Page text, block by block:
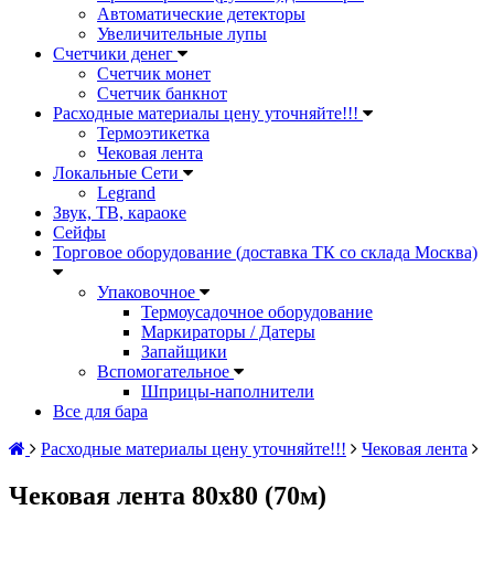
Автоматические детекторы
Увеличительные лупы
Счетчики денег
Счетчик монет
Счетчик банкнот
Расходные материалы цену уточняйте!!!
Термоэтикетка
Чековая лента
Локальные Сети
Legrand
Звук, ТВ, караоке
Сейфы
Торговое оборудование (доставка ТК со склада Москва)
Упаковочное
Термоусадочное оборудование
Маркираторы / Датеры
Запайщики
Вспомогательное
Шприцы-наполнители
Все для бара
Расходные материалы цену уточняйте!!!
Чековая лента
Чековая лента 80х80 (70м)